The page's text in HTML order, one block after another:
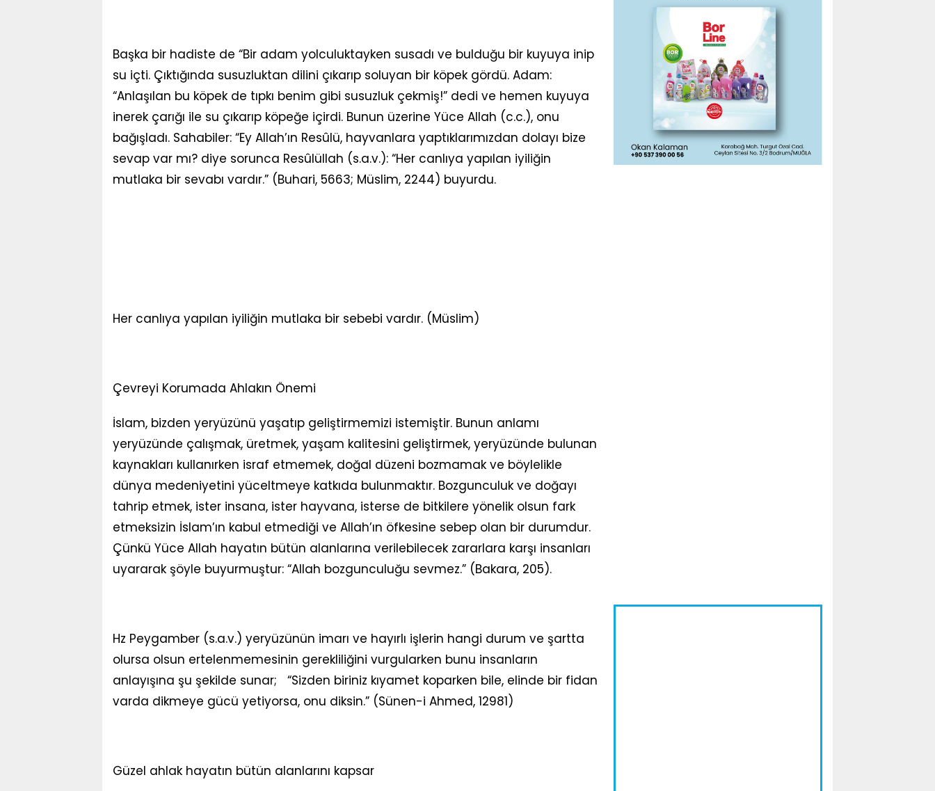
Başka bir hadiste de “Bir adam yolculuktayken susadı ve bulduğu bir kuyuya inip
su içti. Çıktığında susuzluktan dilini çıkarıp soluyan bir köpek gördü. Adam:
“Anlaşılan bu köpek de tıpkı benim gibi susuzluk çekmiş!” dedi ve hemen kuyuya
inerek çarığı ile su çıkarıp köpeğe içirdi. Bunun üzerine Yüce Allah (c.c.), onu
bağışladı. Sahabiler: “Ey Allah’ın Resûlü, hayvanlara yaptıklarımızdan dolayı bize
sevap var mı? diye sorunca Resûlüllah (s.a.v.): “Her canlıya yapılan iyiliğin
mutlaka bir sevabı vardır.” (Buhari, 5663; Müslim, 2244) buyurdu.
Her canlıya yapılan iyiliğin mutlaka bir sebebi vardır. (Müslim)
Çevreyi Korumada Ahlakın Önemi
İslam, bizden yeryüzünü yaşatıp geliştirmemizi istemiştir. Bunun anlamı
yeryüzünde çalışmak, üretmek, yaşam kalitesini geliştirmek, yeryüzünde bulunan
kaynakları kullanırken israf etmemek, doğal düzeni bozmamak ve böylelikle
dünya medeniyetini yüceltmeye katkıda bulunmaktır. Bozgunculuk ve doğayı
tahrip etmek, ister insana, ister hayvana, isterse de bitkilere yönelik olsun fark
etmeksizin İslam’ın kabul etmediği ve Allah’ın öfkesine sebep olan bir durumdur.
Çünkü Yüce Allah hayatın bütün alanlarına verilebilecek zararlara karşı insanları
uyararak şöyle buyurmuştur: “Allah bozgunculuğu sevmez.” (Bakara, 205).
Hz Peygamber (s.a.v.) yeryüzünün imarı ve hayırlı işlerin hangi durum ve şartta
olursa olsun ertelenmemesinin gerekliliğini vurgularken bunu insanların
anlayışına şu şekilde sunar; “Sizden biriniz kıyamet koparken bile, elinde bir fidan
varda dikmeye gücü yetiyorsa, onu diksin.” (Sünen-i Ahmed, 12981)
Güzel ahlak hayatın bütün alanlarını kapsar